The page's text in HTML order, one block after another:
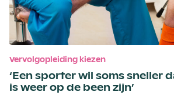
Vervolgopleiding kiezen
‘Een sporter wil soms sneller
is weer op de been zijn’